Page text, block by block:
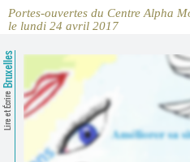
Portes-ouvertes du Centre Alpha
le lundi 24 avril 2017
Lire et Écrire
Bruxelles